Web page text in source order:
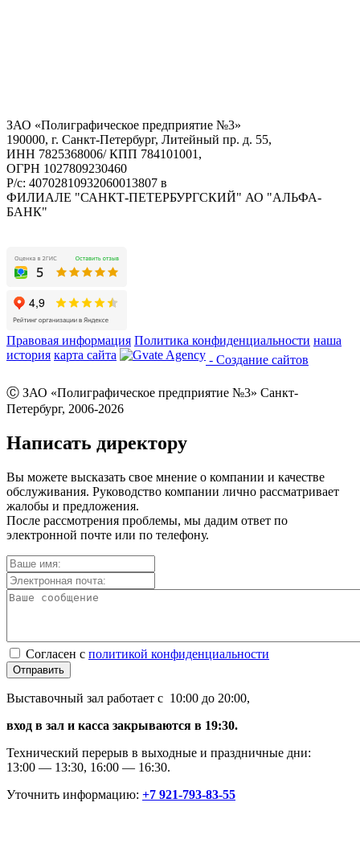
ЗАО «Полиграфическое предприятие №3»
190000, г. Санкт-Петербург, Литейный пр. д. 55,
ИНН 7825368006/ КПП 784101001,
ОГРН 1027809230460
Р/с: 40702810932060013807 в
ФИЛИАЛЕ "САНКТ-ПЕТЕРБУРГСКИЙ" АО "АЛЬФА-
БАНК"
Правовая информация Политика конфиденциальности наша
история карта сайта - Создание сайтов
Ⓒ ЗАО «Полиграфическое предприятие №3» Санкт-
Петербург, 2006-2026
Написать директору
Вы можете высказать свое мнение о компании и качестве
обслуживания. Руководство компании лично рассматривает
жалобы и предложения.
После рассмотрения проблемы, мы дадим ответ по
электронной почте или по телефону.
Согласен с политикой конфиденциальности
Отправить
Выставочный зал работает с 10:00 до 20:00,
вход в зал и касса закрываются в 19:30.
Технический перерыв в выходные и праздничные дни:
13:00 — 13:30, 16:00 — 16:30.
Уточнить информацию: +7 921-793-83-55